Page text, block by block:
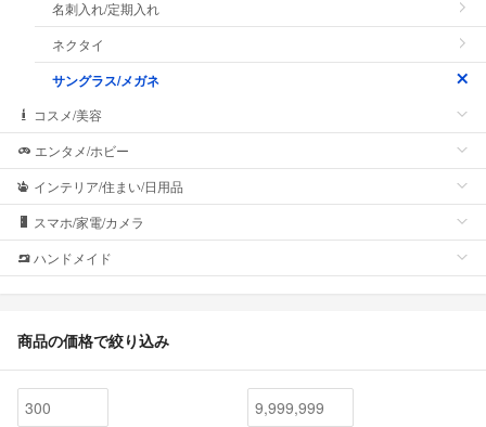
名刺入れ/定期入れ
ネクタイ
サングラス/メガネ
コスメ/美容
エンタメ/ホビー
インテリア/住まい/日用品
スマホ/家電/カメラ
ハンドメイド
商品の価格で絞り込み